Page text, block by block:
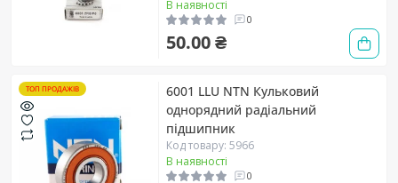
В наявності
0
50.00 ₴
ТОП ПРОДАЖІВ
6001 LLU NTN Кульковий
однорядний радіальний
підшипник
Код товару: 5966
В наявності
0